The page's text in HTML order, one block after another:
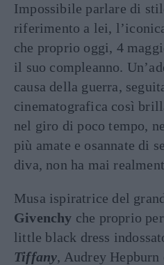
Impossibile parlare di
riferimento a lei,
che proprio oggi, 4
il suo compleanno.
causa della guerra,
cinematografica così
nel giro di poco tempo,
più amate e osannate di
diva, non ha mai
Musa ispiratrice del
Givenchy che proprio
little black dress
Tiffany, Audrey